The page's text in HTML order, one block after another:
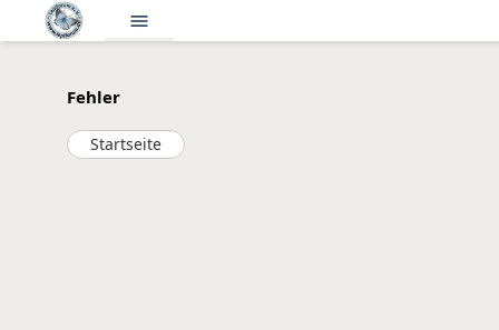
menu
Fehler
Startseite